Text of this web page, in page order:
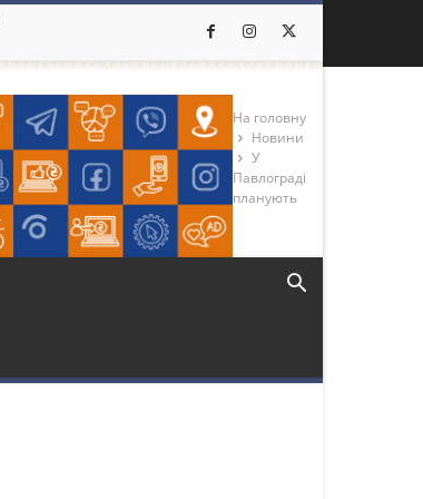
На головну
Новини
У
Павлограді
планують